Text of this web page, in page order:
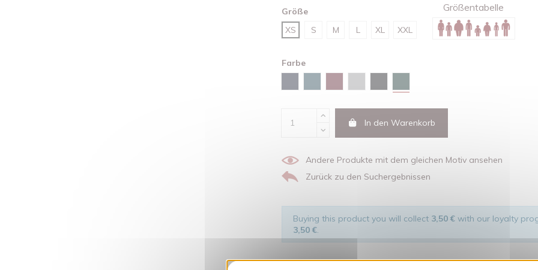
Größe
XS
S M L XL XXL
Größentabelle
Farbe
In den Warenkorb
Andere Produkte mit dem gleichen Motiv ansehen
Zurück zu den Suchergebnissen
Buying this product you will collect 3,50 €with our loyalty
3,50 €.